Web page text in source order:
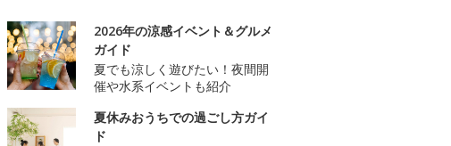
2026年の涼感イベント＆グルメ
ガイド
夏でも涼しく遊びたい！夜間開
催や水系イベントも紹介
夏休みおうちでの過ごし方ガイ
ド